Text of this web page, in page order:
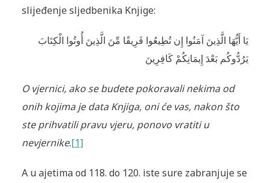
slijeđenje sljedbenika Knjige:
يَا أَيُّهَا الَّذِينَ آمَنُوا إِن تُطِيعُوا فَرِ‌يقًا مِّنَ الَّذِينَ أُوتُوا الْكِتَابَ
يَرُ‌دُّوكُم بَعْدَ إِيمَانِكُمْ كَافِرِ‌ينَ
O vjernici, ako se budete pokoravali nekima od
onih kojima je data Knjiga, oni će vas, nakon što
ste prihvatili pravu vjeru, ponovo vratiti u
nevjernike.[1]
A u ajetima od 118. do 120. iste sure zabranjuje se